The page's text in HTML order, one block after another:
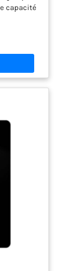
capacité
une
de
auto-
des
en
est
pour
ainsi la
votre
et